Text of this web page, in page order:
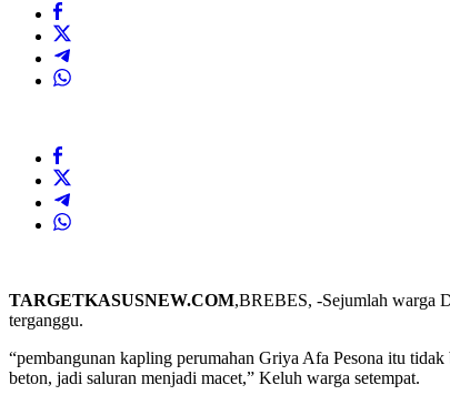
TARGETKASUSNEW.COM,BREBES, -Sejumlah warga
terganggu.
“pembangunan kapling perumahan Griya Afa Pesona itu
beton, jadi saluran menjadi macet,” Keluh warga setempat.